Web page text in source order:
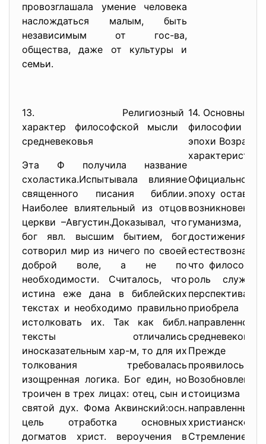
провозглашала умение человека
наслождаться малым, быть
независимым от гос-ва,
общества, даже от культуры и
семьи.
13. Религиозный
характер философской мысли
средневековья
Эта Ф получила название
схоластика.Испытывала влияние
священного писания библии.
Наиболее влиятельный из отцов
церкви –Августин.Доказывал, что
бог явл. высшим бытием, бог
сотворил мир из ничего по своей
доброй воле, а не по
необходимости. Считалось, что
истина еже дана в библейских
текстах и необходимо правильно
истолковать их. Так как библ.
тексты отличались
иносказательным хар-м, то для их
толкования требовалась
изощренная логика. Бог един, но
троичен в трех лицах: отец, сын и
святой дух. Фома Аквинский:осн.
цель отработка основных
догматов христ. вероучения в
14. Основные
философии
эпохи
характеристика
Официальной
эпоху
гуманизма,
что философия
роль
приобрела
Прежде
Возобновление
стоицизма
Стремление